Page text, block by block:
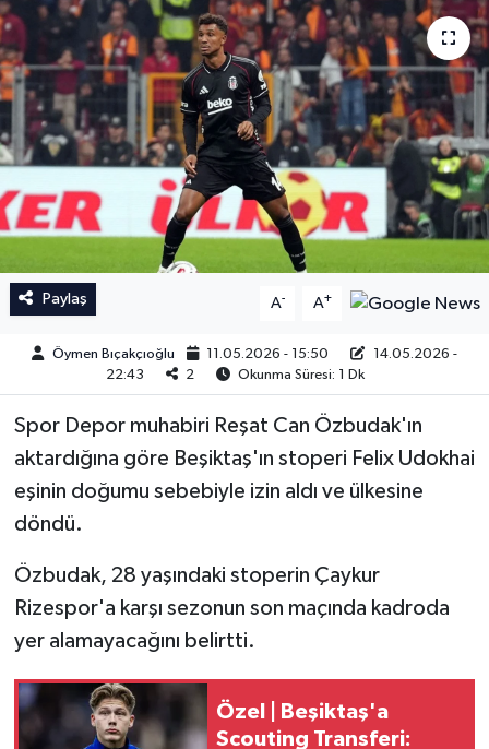
Paylaş A- A+
Öymen Bıçakçıoğlu 11.05.2026 - 15:50
14.05.2026 -
22:43
2 Okunma Süresi: 1 Dk
Spor Depor muhabiri Reşat Can Özbudak'ın
aktardığına göre Beşiktaş'ın stoperi Felix Udokhai
eşinin doğumu sebebiyle izin aldı ve ülkesine
döndü.
Özbudak, 28 yaşındaki stoperin Çaykur
Rizespor'a karşı sezonun son maçında kadroda
yer alamayacağını belirtti.
Özel | Beşiktaş'a
Scouting Transferi:
İngiltere Premier Lig
Almanya Bundesliga
La Liga
Serie A
İngiltere Premier Lig
La Liga
Almanya Bundesliga
Serie A
Fransa Ligue 1
Eredevise
Portekiz Ligi
TFF 1.Lig
Diğer Futbol Ligleri
Kadınlar Basketbol Ligi
Diğer Basketbol Ligleri
Formula 1